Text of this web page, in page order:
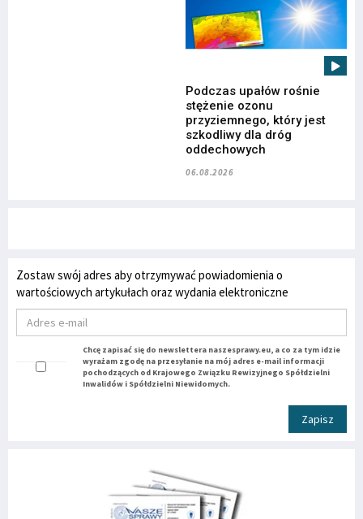
Podczas upałów rośnie
stężenie ozonu
przyziemnego, który jest
szkodliwy dla dróg
oddechowych
06.08.2026
Zostaw swój adres aby otrzymywać powiadomienia o
wartościowych artykułach oraz wydania elektroniczne
Chcę zapisać się do newslettera naszesprawy.eu, a co za tym idzie
wyrażam zgodę na przesyłanie na mój adres e-mail informacji
pochodzących od Krajowego Związku Rewizyjnego Spółdzielni
Inwalidów i Spółdzielni Niewidomych.
Zapisz